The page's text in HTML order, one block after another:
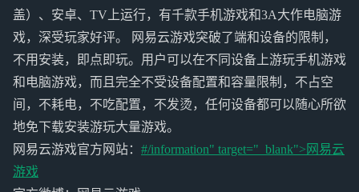
盖）、安卓、TV上运行，有千款手机游戏和3A大作电脑游
戏，深受玩家好评。 网易云游戏突破了端和设备的限制，
不用安装，即点即玩。用户可以在不同设备上游玩手机游戏
和电脑游戏，而且完全不受设备配置和容量限制，不占空
间，不耗电，不吃配置，不发烫，任何设备都可以随心所欲
地免下载安装游玩大量游戏。
网易云游戏官方网站： #/information" target="_blank"> 网易云
游戏